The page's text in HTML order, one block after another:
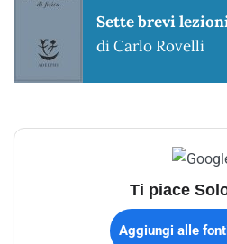
Sette brevi
di Carlo Rovelli
Ti piace
Aggiungi alle